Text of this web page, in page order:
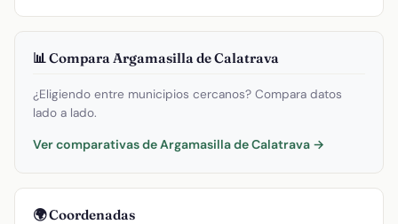
📊 Compara Argamasilla de Calatrava
¿Eligiendo entre municipios cercanos? Compara datos
lado a lado.
Ver comparativas de Argamasilla de Calatrava →
🌍 Coordenadas